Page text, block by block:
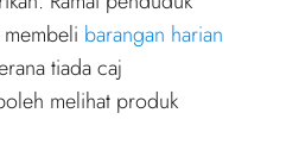
barangan harian
tiada caj
melihat produk